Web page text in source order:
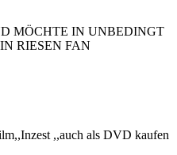
MÖCHTE IN UNBEDINGT
RIESEN FAN
,,auch als DVD kaufen